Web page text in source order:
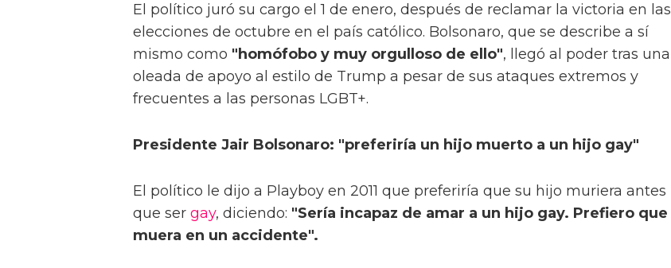
El político juró su cargo el 1 de enero, después de reclamar la victoria en las
elecciones de octubre en el país católico. Bolsonaro, que se describe a sí
mismo como "homófobo y muy orgulloso de ello", llegó al poder tras una
oleada de apoyo al estilo de Trump a pesar de sus ataques extremos y
frecuentes a las personas LGBT+.
Presidente Jair Bolsonaro: "preferiría un hijo muerto a un hijo gay"
El político le dijo a Playboy en 2011 que preferiría que su hijo muriera antes
que ser gay, diciendo: "Sería incapaz de amar a un hijo gay. Prefiero que
muera en un accidente".